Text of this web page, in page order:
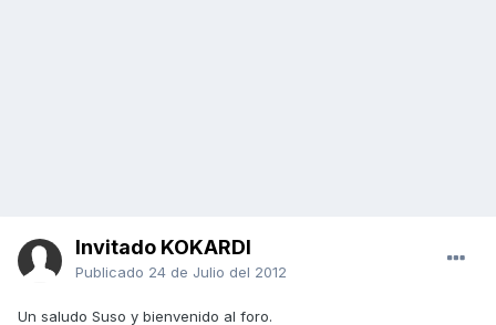
Invitado KOKARDI
Publicado 24 de Julio del 2012
Un saludo Suso y bienvenido al foro.